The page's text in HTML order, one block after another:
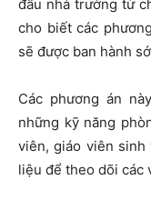
đầu nhà trường từ
cho biết các
sẽ được ban hành
Các phương án
những kỹ năng
viên, giáo viên
liệu để theo dõi các